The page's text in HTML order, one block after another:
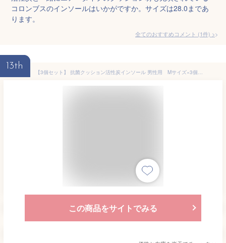
コロンブスのインソールはいかがですか。サイズは28.0まであ
ります。
全てのおすすめコメント (1件) >
13th
【3個セット】 抗菌クッション活性炭インソール 男性用 Mサイズ×3個セット 【正規品】 【mor】【ご注文後発送までに2週間前後頂戴する場合がございます】
この商品をサイトでみる